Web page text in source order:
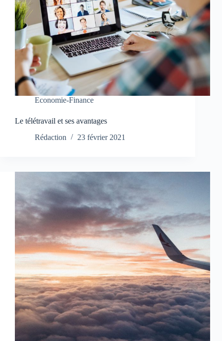
Economie-Finance
Le télétravail et ses avantages
Rédaction
23 février 2021